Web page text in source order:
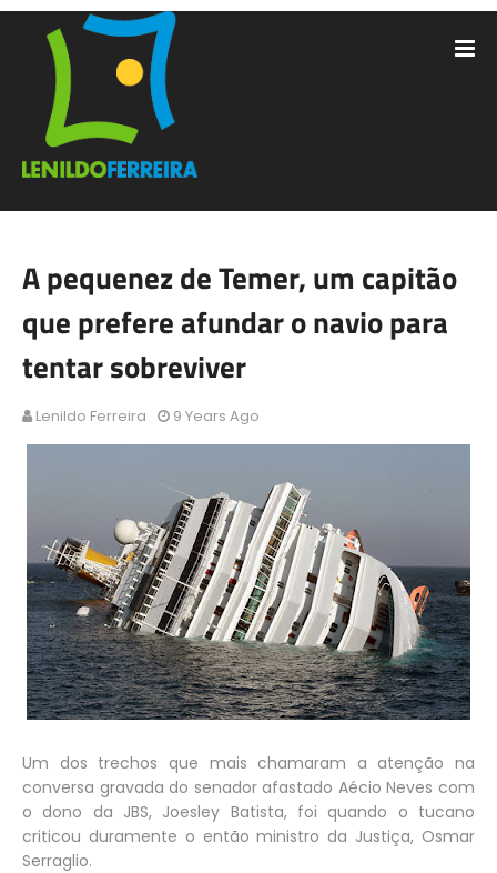
A pequenez de Temer, um capitão
que prefere afundar o navio para
tentar sobreviver
Lenildo Ferreira 9 Years Ago
Um dos trechos que mais chamaram a atenção na
conversa gravada do senador afastado Aécio Neves com
o dono da JBS, Joesley Batista, foi quando o tucano
criticou duramente o então ministro da Justiça, Osmar
Serraglio.